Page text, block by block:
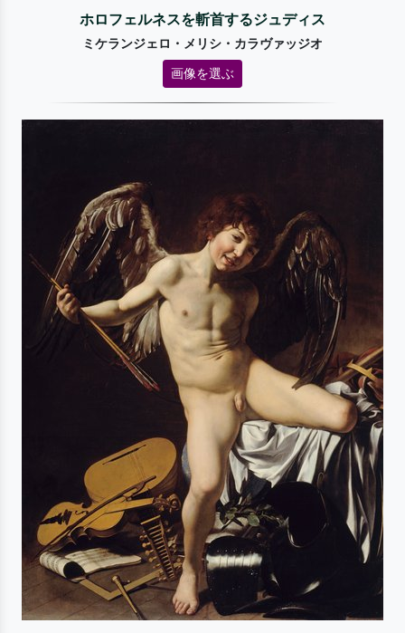
ホロフェルネスを斬首するジュディス
ミケランジェロ・メリシ・カラヴァッジオ
画像を選ぶ